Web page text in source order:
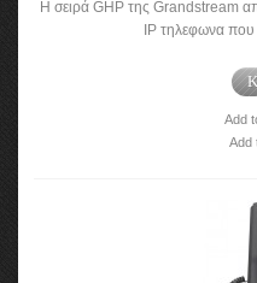
Η σειρά GHP της Grandstream
IP τηλεφωνα
Add
Add